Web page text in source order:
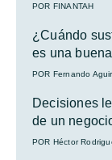
POR FINANTAH
¿Cuándo
es una
POR Fernando
Decisiones
de un
POR Héctor